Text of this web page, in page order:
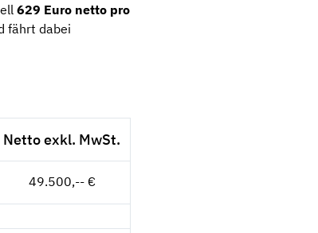
629 Euro netto pro
fährt dabei
Netto exkl. MwSt.
49.500,-- €